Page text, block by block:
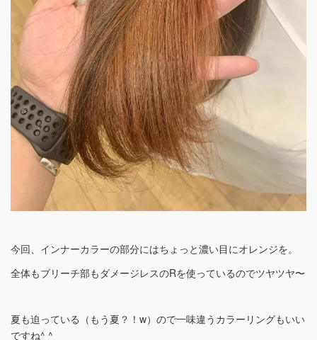
今回、インナーカラーの部分にはちょっと濃い目にオレンジを。
全体もブリーチ部もダメージレスのRを使っているのでツヤツヤ〜
夏も迫っている（もう夏？！w）ので一味違うカラーリングもいい
ですね^ ^